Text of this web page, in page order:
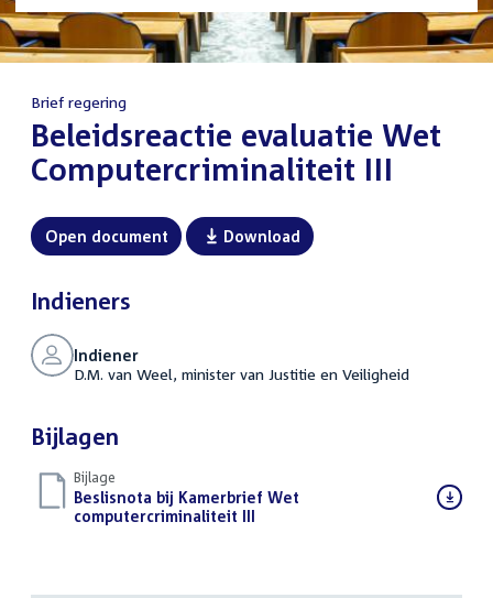
Brief regering
:Beleidsreactie evaluatie Wet
Computercriminaliteit III
Open document Download
Indieners
Indiener
D.M. van Weel, minister van Justitie en Veiligheid
Bijlagen
Bijlage
Download
bestand:
Beslisnota bij Kamerbrief Wet
computercriminaliteit III